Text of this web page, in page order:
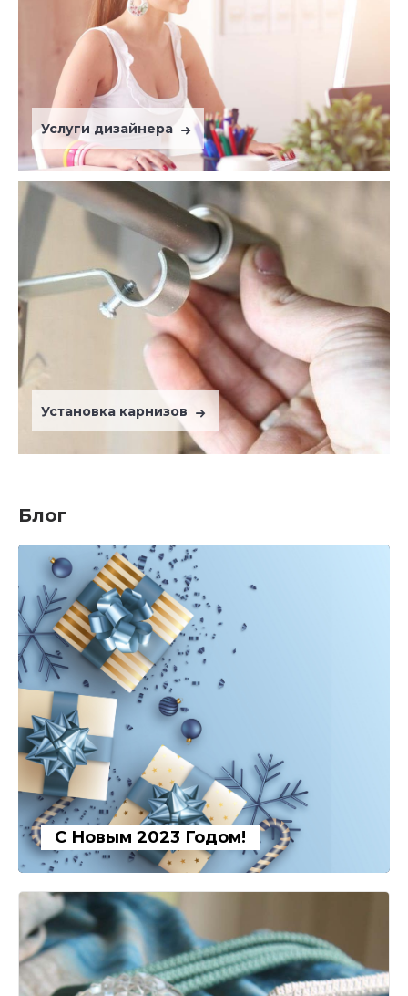
Услуги дизайнера
Установка карнизов
Блог
С Новым 2023 Годом!